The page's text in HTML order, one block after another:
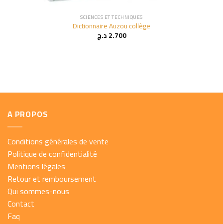
SCIENCES ET TECHNIQUES
Dictionnaire Auzou collège
2.700د.ج
A PROPOS
Conditions générales de vente
Politique de confidentialité
Mentions légales
Retour et remboursement
Qui sommes-nous
Contact
Faq